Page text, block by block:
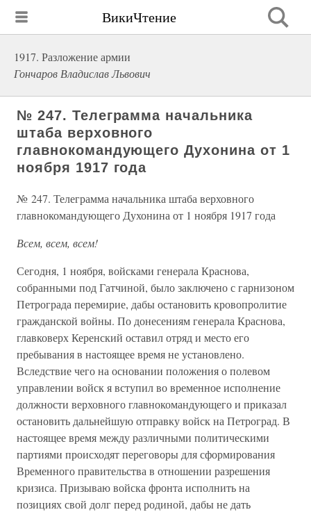
ВикиЧтение
1917. Разложение армии
Гончаров Владислав Львович
№ 247. Телеграмма начальника
штаба верховного
главнокомандующего Духонина от 1
ноября 1917 года
№ 247. Телеграмма начальника штаба верховного
главнокомандующего Духонина от 1 ноября 1917 года
Всем, всем, всем!
Сегодня, 1 ноября, войсками генерала Краснова,
собранными под Гатчиной, было заключено с гарнизоном
Петрограда перемирие, дабы остановить кровопролитие
гражданской войны. По донесениям генерала Краснова,
главковерх Керенский оставил отряд и место его
пребывания в настоящее время не установлено.
Вследствие чего на основании положения о полевом
управлении войск я вступил во временное исполнение
должности верховного главнокомандующего и приказал
остановить дальнейшую отправку войск на Петроград. В
настоящее время между различными политическими
партиями происходят переговоры для сформирования
Временного правительства в отношении разрешения
кризиса. Призываю войска фронта исполнить на
позициях свой долг перед родиной, дабы не дать